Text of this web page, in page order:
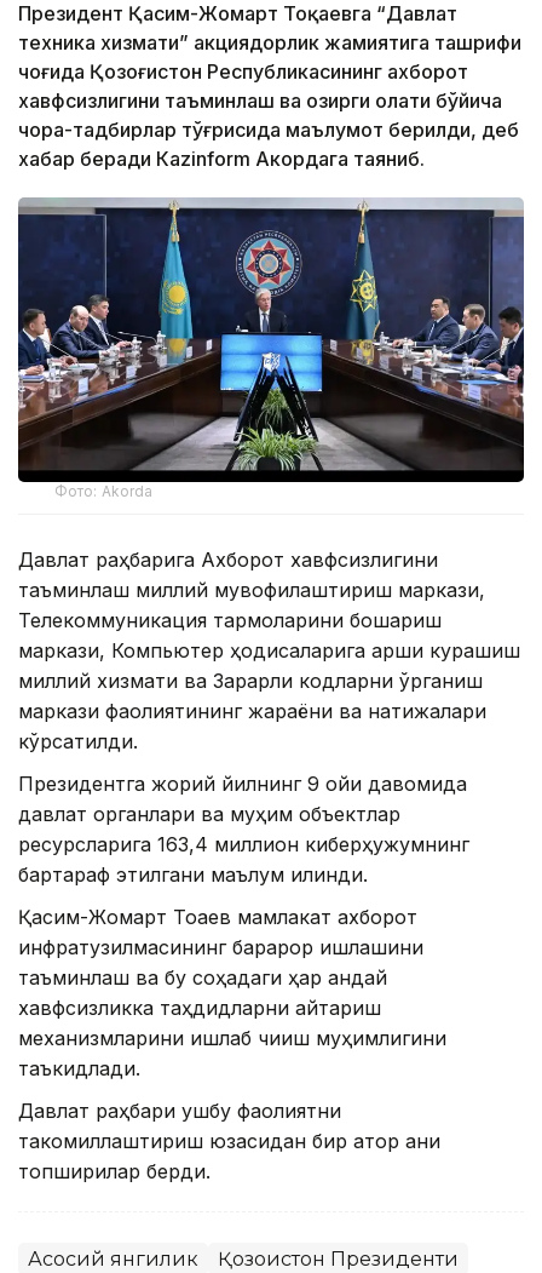
Президент Қасим-Жомарт Тоқаевга “Давлат
техника хизмати” акциядорлик жамиятига ташрифи
чоғида Қозоғистон Республикасининг ахборот
хавфсизлигини таъминлаш ва ҳозирги ҳолати бўйича
чора-тадбирлар тўғрисида маълумот берилди, деб
хабар беради Каzinform Акордага таяниб.
Фото: Akorda
Давлат раҳбарига Ахборот хавфсизлигини
таъминлаш миллий мувофиқлаштириш маркази,
Телекоммуникация тармоқларини бошқариш
маркази, Компьютер ҳодисаларига қарши курашиш
миллий хизмати ва Зарарли кодларни ўрганиш
маркази фаолиятининг жараёни ва натижалари
кўрсатилди.
Президентга жорий йилнинг 9 ойи давомида
давлат органлари ва муҳим объектлар
ресурсларига 163,4 миллион киберҳужумнинг
бартараф этилгани маълум қилинди.
Қасим-Жомарт Тоқаев мамлакат ахборот
инфратузилмасининг барқарор ишлашини
таъминлаш ва бу соҳадаги ҳар қандай
хавфсизликка таҳдидларни қайтариш
механизмларини ишлаб чиқиш муҳимлигини
таъкидлади.
Давлат раҳбари ушбу фаолиятни
такомиллаштириш юзасидан бир қатор аниқ
топшириқлар берди.
Асосий янгилик Қозоғистон Президенти